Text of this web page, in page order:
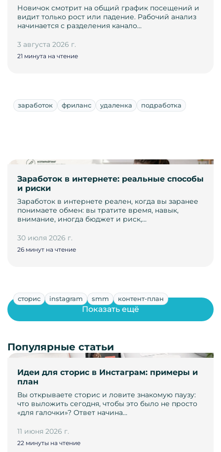
Новичок смотрит на общий график посещений и
видит только рост или падение. Рабочий анализ
начинается с разделения канало…
3 августа 2026 г.
21 минута на чтение
заработок фриланс удаленка подработка
Заработок в интернете: реальные способы
и риски
Заработок в интернете реален, когда вы заранее
понимаете обмен: вы тратите время, навык,
внимание, иногда бюджет и риск,…
30 июля 2026 г.
26 минут на чтение
сторис instagram smm контент-план
Идеи для сторис в Инстаграм: примеры и
план
Вы открываете сторис и ловите знакомую паузу:
что выложить сегодня, чтобы это было не просто
«для галочки»? Ответ начина…
11 июня 2026 г.
22 минуты на чтение
Показать ещё
Популярные статьи